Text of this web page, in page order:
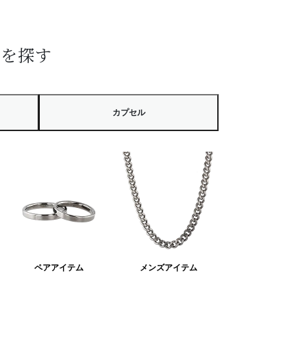
探す
カプセル
ペアアイテム メンズアイテム